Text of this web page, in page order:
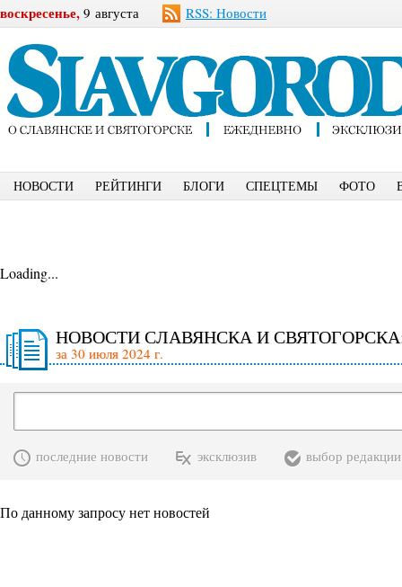
воскресенье, 9 августа RSS: Новости
НОВОСТИ РЕЙТИНГИ БЛОГИ СПЕЦТЕМЫ ФОТО
Loading...
НОВОСТИ СЛАВЯНСКА И
за 30 июля 2024 г.
последние новости эксклюзив выбор редакции
По данному запросу нет новостей